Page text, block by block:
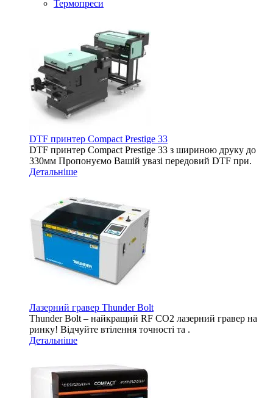
Термопреси
DTF принтер Compact Prestige 33
DTF принтер Compact Prestige 33 з шириною друку до
330мм Пропонуємо Вашій увазі передовий DTF при.
Детальніше
Лазерний гравер Thunder Bolt
Thunder Bolt – найкращий RF CO2 лазерний гравер на
ринку! Відчуйте втілення точності та .
Детальніше